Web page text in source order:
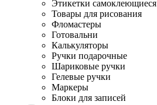
Этикетки самоклеющиеся
Товары для рисования
Фломастеры
Готовальни
Калькуляторы
Ручки подарочные
Шариковые ручки
Гелевые ручки
Маркеры
Блоки для записей